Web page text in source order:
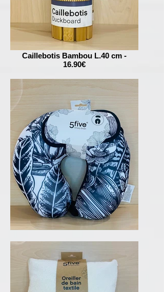
Caillebotis Bambou L.40 cm -
16.90€